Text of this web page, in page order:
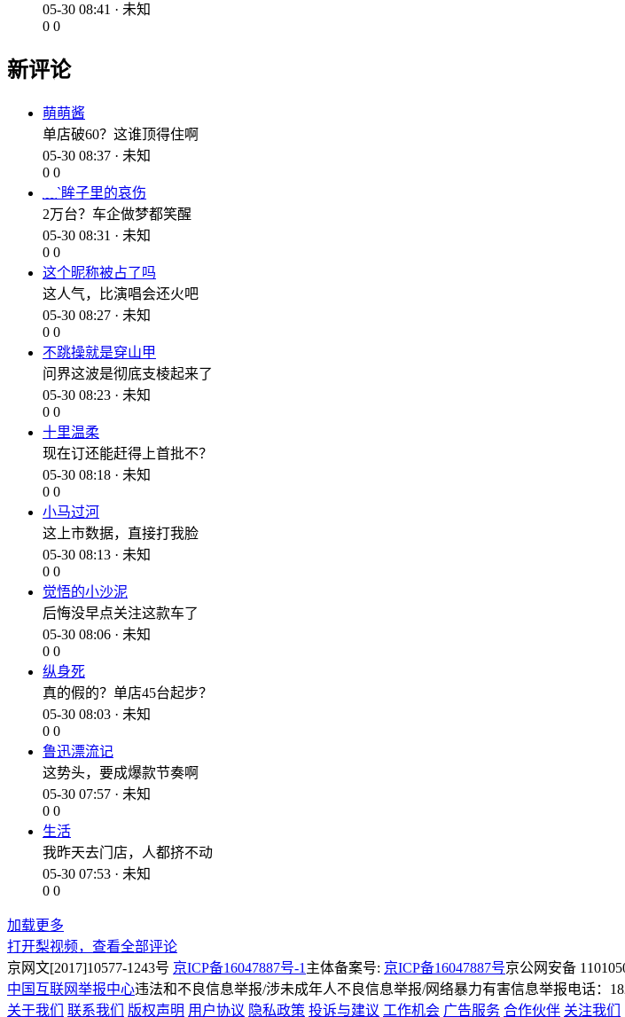
05-30 08:41 · 未知
0 0
新评论
萌萌酱
单店破60？这谁顶得住啊
05-30 08:37 · 未知
0 0
﹏`眸子里的哀伤
2万台？车企做梦都笑醒
05-30 08:31 · 未知
0 0
这个昵称被占了吗
这人气，比演唱会还火吧
05-30 08:27 · 未知
0 0
不跳操就是穿山甲
问界这波是彻底支棱起来了
05-30 08:23 · 未知
0 0
十里温柔
现在订还能赶得上首批不？
05-30 08:18 · 未知
0 0
小马过河
这上市数据，直接打我脸
05-30 08:13 · 未知
0 0
觉悟的小沙泥
后悔没早点关注这款车了
05-30 08:06 · 未知
0 0
纵身死
真的假的？单店45台起步？
05-30 08:03 · 未知
0 0
鲁迅漂流记
这势头，要成爆款节奏啊
05-30 07:57 · 未知
0 0
生活
我昨天去门店，人都挤不动
05-30 07:53 · 未知
0 0
加载更多
打开梨视频，查看全部评论
京网文[2017]10577-1243号 京ICP备16047887号-1 主体备案号: 京ICP备16047887号京公网安备
中国互联网举报中心违法和不良信息举报/涉未成年人不良信息举报/网络暴力有害信息举报电话：
关于我们
联系我们 版权声明 用户协议 隐私政策 投诉与建议 工作机会 广告服务 合作伙伴 关注我们